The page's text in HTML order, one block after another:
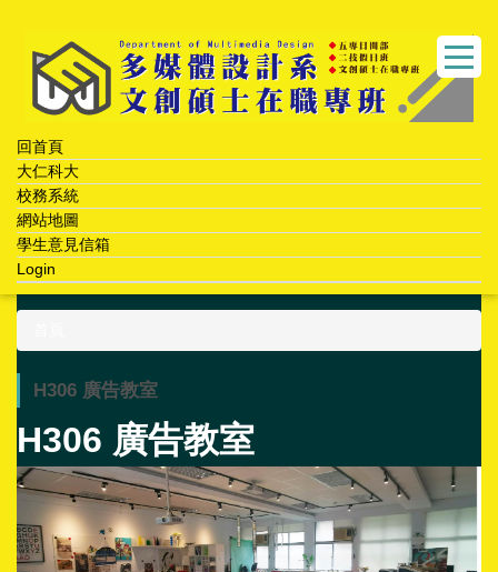
區
回首頁
大仁科大
校務系統
網站地圖
學生意見信箱
Login
H306 廣告教室
H306 廣告教室